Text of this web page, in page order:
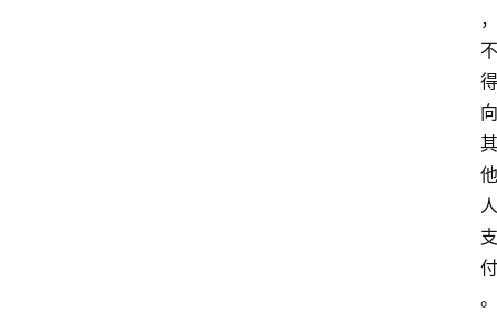
，
不
得
向
其
他
人
支
付
。